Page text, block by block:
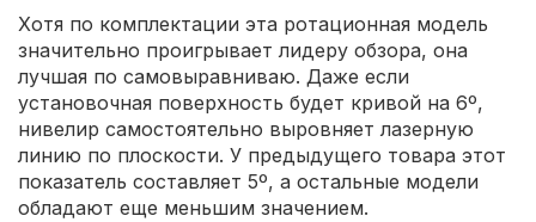
Хотя по комплектации эта ротационная модель
значительно проигрывает лидеру обзора, она
лучшая по самовыравниваю. Даже если
установочная поверхность будет кривой на 6º,
нивелир самостоятельно выровняет лазерную
линию по плоскости. У предыдущего товара этот
показатель составляет 5º, а остальные модели
обладают еще меньшим значением.